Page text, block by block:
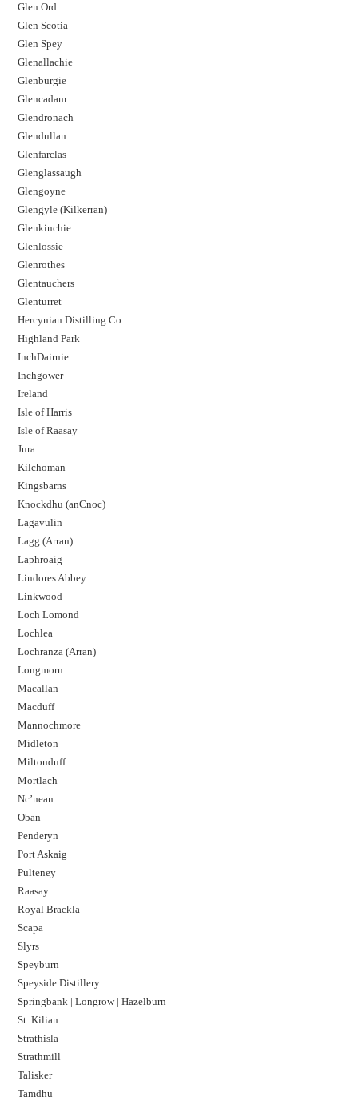
Glen Ord
Glen Scotia
Glen Spey
Glenallachie
Glenburgie
Glencadam
Glendronach
Glendullan
Glenfarclas
Glenglassaugh
Glengoyne
Glengyle (Kilkerran)
Glenkinchie
Glenlossie
Glenrothes
Glentauchers
Glenturret
Hercynian Distilling Co.
Highland Park
InchDairnie
Inchgower
Ireland
Isle of Harris
Isle of Raasay
Jura
Kilchoman
Kingsbarns
Knockdhu (anCnoc)
Lagavulin
Lagg (Arran)
Laphroaig
Lindores Abbey
Linkwood
Loch Lomond
Lochlea
Lochranza (Arran)
Longmorn
Macallan
Macduff
Mannochmore
Midleton
Miltonduff
Mortlach
Nc’nean
Oban
Penderyn
Port Askaig
Pulteney
Raasay
Royal Brackla
Scapa
Slyrs
Speyburn
Speyside Distillery
Springbank | Longrow | Hazelburn
St. Kilian
Strathisla
Strathmill
Talisker
Tamdhu